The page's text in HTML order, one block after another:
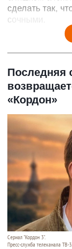
сделать так,
сочными.
Последняя
«Кордон»
Сериал "Кордон 3".
Пресс-служба телеканала ТВ-3.